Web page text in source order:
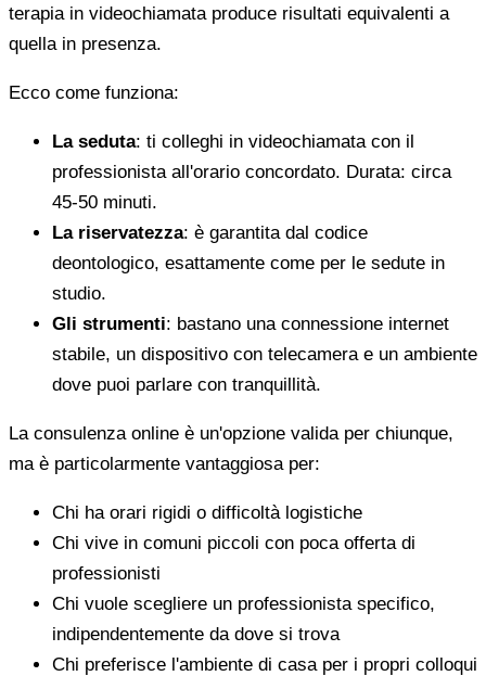
terapia in videochiamata produce risultati equivalenti a
quella in presenza.
Ecco come funziona:
La seduta: ti colleghi in videochiamata con il
professionista all'orario concordato. Durata: circa
45-50 minuti.
La riservatezza: è garantita dal codice
deontologico, esattamente come per le sedute in
studio.
Gli strumenti: bastano una connessione internet
stabile, un dispositivo con telecamera e un ambiente
dove puoi parlare con tranquillità.
La consulenza online è un'opzione valida per chiunque,
ma è particolarmente vantaggiosa per:
Chi ha orari rigidi o difficoltà logistiche
Chi vive in comuni piccoli con poca offerta di
professionisti
Chi vuole scegliere un professionista specifico,
indipendentemente da dove si trova
Chi preferisce l'ambiente di casa per i propri colloqui